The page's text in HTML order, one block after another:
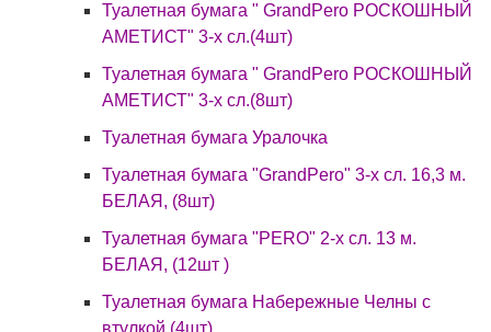
Туалетная бумага " GrandPero РОСКОШНЫЙ
АМЕТИСТ" 3-х сл.(4шт)
Туалетная бумага " GrandPero РОСКОШНЫЙ
АМЕТИСТ" 3-х сл.(8шт)
Туалетная бумага Уралочка
Туалетная бумага "GrandPero" 3-х сл. 16,3 м.
БЕЛАЯ, (8шт)
Туалетная бумага "PERO" 2-х сл. 13 м.
БЕЛАЯ, (12шт )
Туалетная бумага Набережные Челны с